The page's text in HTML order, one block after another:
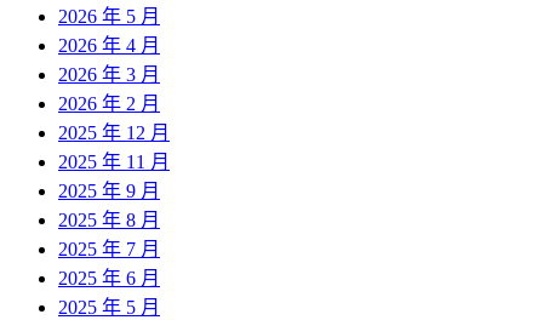
2026 年 5 月
2026 年 4 月
2026 年 3 月
2026 年 2 月
2025 年 12 月
2025 年 11 月
2025 年 9 月
2025 年 8 月
2025 年 7 月
2025 年 6 月
2025 年 5 月